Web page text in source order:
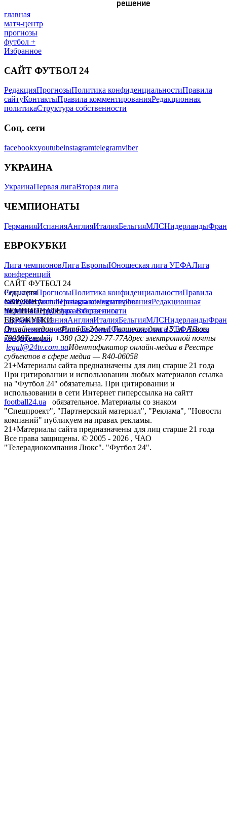
главная
матч-центр
прогнозы
футбол +
Избранное
САЙТ ФУТБОЛ 24
РедакцияПрогнозыПолитика конфиденциальностиПравила
сайтуКонтактыПравила комментированияРедакционная
политикаСтруктура собственности
Соц. сети
facebookxyoutubeinstagramtelegramviber
УКРАИНА
УкраинаПервая лигаВторая лига
ЧЕМПИОНАТЫ
ГерманияИспанияАнглияИталияБельгияМЛСНидерланды
ЕВРОКУБКИ
Лига чемпионовЛига ЕвропыЮношеская лига УЕФАЛига
конференций
САЙТ ФУТБОЛ 24
РедакцияПрогнозыПолитика конфиденциальностиПравила
сайтуКонтактыПравила комментированияРедакционная
политикаСтруктура собственности
Соц. сети
facebookxyoutubeinstagramtelegramviber
УКРАИНА
УкраинаПервая лигаВторая лига
ЧЕМПИОНАТЫ
ГерманияИспанияАнглияИталияБельгияМЛСНидерланды
ЕВРОКУБКИ
Лига чемпионовЛига ЕвропыЮношеская лига УЕФАЛига
конференций
Онлайн-медиа «Футбол 24»пл. Галицкая, дом. 15, м. Львов,
79008Телефон +380 (32) 229-77-77Адрес электронной почты
legal@24tv.com.uaИдентификатор онлайн-медиа в Реестре
субъектов в сфере медиа — R40-06058
21+Материалы сайта предназначены для лиц старше 21 года
При цитировании и использовании любых материалов ссылка
на "Футбол 24" обязательна. При цитировании и
использовании в сети Интернет гиперссылка на сайтт
football24.ua
обязательное. Материалы со знаком
"Спецпроект", "Партнерский материал", "Реклама", "Новости
компаний" публикуем на правах рекламы.
21+Материалы сайта предназначены для лиц старше 21 года
Все права защищены. © 2005 - 2026 , ЧАО
"Телерадиокомпания Люкс". "Футбол 24".